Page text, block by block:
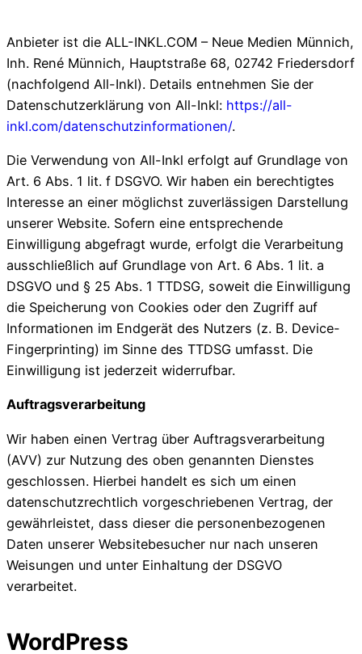
Anbieter ist die ALL-INKL.COM – Neue Medien Münnich,
Inh. René Münnich, Hauptstraße 68, 02742 Friedersdorf
(nachfolgend All-Inkl). Details entnehmen Sie der
Datenschutzerklärung von All-Inkl: https://all-
inkl.com/datenschutzinformationen/.
Die Verwendung von All-Inkl erfolgt auf Grundlage von
Art. 6 Abs. 1 lit. f DSGVO. Wir haben ein berechtigtes
Interesse an einer möglichst zuverlässigen Darstellung
unserer Website. Sofern eine entsprechende
Einwilligung abgefragt wurde, erfolgt die Verarbeitung
ausschließlich auf Grundlage von Art. 6 Abs. 1 lit. a
DSGVO und § 25 Abs. 1 TTDSG, soweit die Einwilligung
die Speicherung von Cookies oder den Zugriff auf
Informationen im Endgerät des Nutzers (z. B. Device-
Fingerprinting) im Sinne des TTDSG umfasst. Die
Einwilligung ist jederzeit widerrufbar.
Auftragsverarbeitung
Wir haben einen Vertrag über Auftragsverarbeitung
(AVV) zur Nutzung des oben genannten Dienstes
geschlossen. Hierbei handelt es sich um einen
datenschutzrechtlich vorgeschriebenen Vertrag, der
gewährleistet, dass dieser die personenbezogenen
Daten unserer Websitebesucher nur nach unseren
Weisungen und unter Einhaltung der DSGVO
verarbeitet.
WordPress